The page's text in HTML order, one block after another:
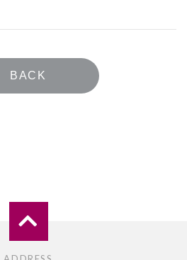
BACK